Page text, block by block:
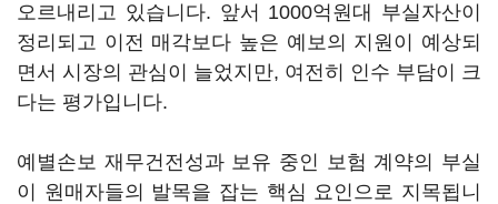
오르내리고 있습니다. 앞서 1000억원대 부실자산이
정리되고 이전 매각보다 높은 예보의 지원이 예상되
면서 시장의 관심이 늘었지만, 여전히 인수 부담이 크
다는 평가입니다.
예별손보 재무건전성과 보유 중인 보험 계약의 부실
이 원매자들의 발목을 잡는 핵심 요인으로 지목됩니